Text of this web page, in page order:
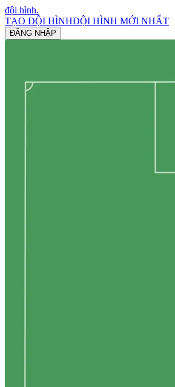
đội hình.
TẠO ĐỘI HÌNHĐỘI HÌNH MỚI NHẤT
ĐĂNG NHẬP